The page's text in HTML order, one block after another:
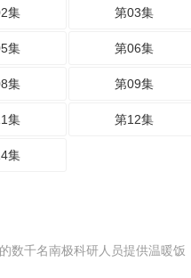
集 第03集
集 第06集
集 第09集
集 第12集
集
数千名南极科研人员提供温暖饭